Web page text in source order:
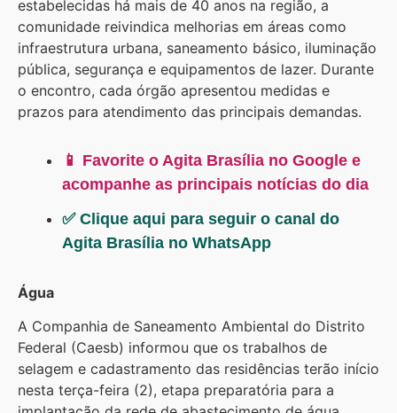
estabelecidas há mais de 40 anos na região, a
comunidade reivindica melhorias em áreas como
infraestrutura urbana, saneamento básico, iluminação
pública, segurança e equipamentos de lazer. Durante
o encontro, cada órgão apresentou medidas e
prazos para atendimento das principais demandas.
📱 Favorite o Agita Brasília no Google e
acompanhe as principais notícias do dia
✅ Clique aqui para seguir o canal do
Agita Brasília no WhatsApp
Água
A Companhia de Saneamento Ambiental do Distrito
Federal (Caesb) informou que os trabalhos de
selagem e cadastramento das residências terão início
nesta terça-feira (2), etapa preparatória para a